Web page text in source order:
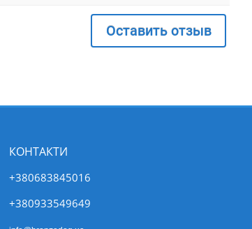
Оставить отзыв
КОНТАКТИ
+380683845016
+380933549649